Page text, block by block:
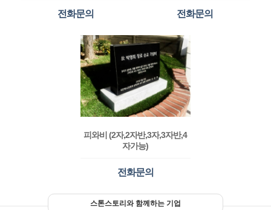
전화문의 전화문의
피와비 (2자,2자반,3자,3자반,4
자가능)
전화문의
스톤스토리와 함께하는 기업